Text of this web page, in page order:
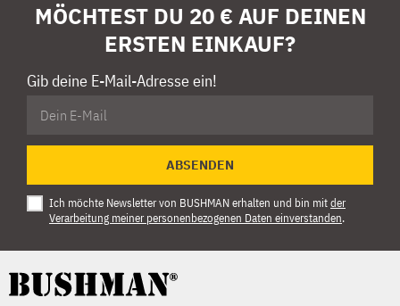
MÖCHTEST DU 20 € AUF DEINEN
ERSTEN EINKAUF?
Gib deine E-Mail-Adresse ein!
ABSENDEN
Ich möchte Newsletter von BUSHMAN erhalten und bin mitder
Verarbeitung meiner personenbezogenen Daten einverstanden.